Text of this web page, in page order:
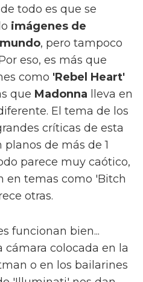
todo es que se
imágenes de
, pero tampoco
eso, es más que
como 'Rebel Heart'
que Madonna lleva en
El tema de los
críticas de esta
de más de 1
parece muy caótico,
en temas como 'Bitch
otras.
funcionan bien...
cámara colocada en la
o en los bailarines